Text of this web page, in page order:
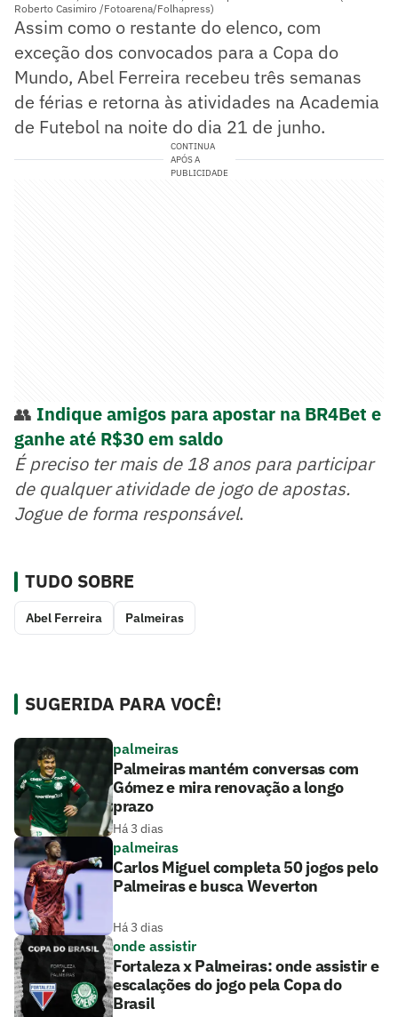
Roberto Casimiro /Fotoarena/Folhapress)
Assim como o restante do elenco, com
exceção dos convocados para a Copa do
Mundo, Abel Ferreira recebeu três semanas
de férias e retorna às atividades na Academia
de Futebol na noite do dia 21 de junho.
CONTINUA
APÓS A
PUBLICIDADE
👥 Indique amigos para apostar na BR4Bet e
ganhe até R$30 em saldo
É preciso ter mais de 18 anos para participar
de qualquer atividade de jogo de apostas.
Jogue de forma responsável.
TUDO SOBRE
Abel Ferreira Palmeiras
SUGERIDA PARA VOCÊ!
palmeiras
Palmeiras mantém conversas com
Gómez e mira renovação a longo
prazo
Há 3 dias
palmeiras
Carlos Miguel completa 50 jogos pelo
Palmeiras e busca Weverton
Há 3 dias
onde assistir
Fortaleza x Palmeiras: onde assistir e
escalações do jogo pela Copa do
Brasil